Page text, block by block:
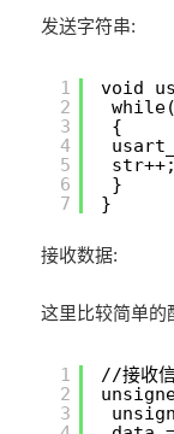
发送字符串:
1
2
3
4
5
6
7
void
{
str++;
}
}
接收数据:
这里比较简单的
1
2
3
//接收